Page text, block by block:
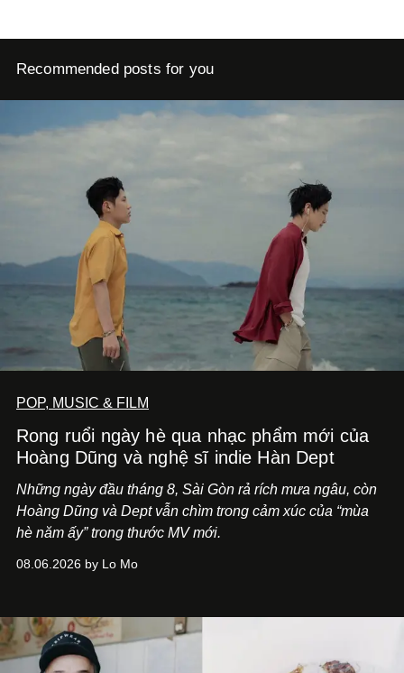
Recommended posts for you
POP, MUSIC & FILM
Rong ruổi ngày hè qua nhạc phẩm mới của
Hoàng Dũng và nghệ sĩ indie Hàn Dept
Những ngày đầu tháng 8, Sài Gòn rả rích mưa ngâu, còn
Hoàng Dũng và Dept vẫn chìm trong cảm xúc của “mùa
hè năm ấy” trong thước MV mới.
08.06.2026 by Lo Mo